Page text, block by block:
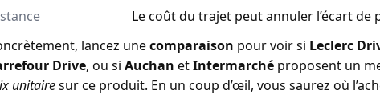
Le coût du trajet peut annuler l’écart
lancez unecomparaison pour voir si Leclerc
Drive, ou si Auchan etIntermarché proposent un
unitairesur ce produit. En un coup d’œil, vous saurez où